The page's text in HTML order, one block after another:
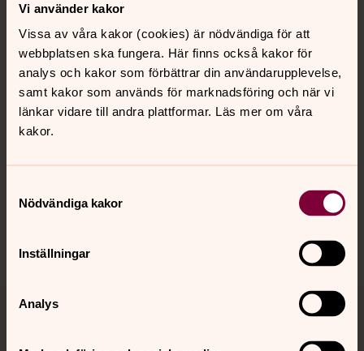
Vi använder kakor
Vissa av våra kakor (cookies) är nödvändiga för att
webbplatsen ska fungera. Här finns också kakor för
analys och kakor som förbättrar din användarupplevelse,
samt kakor som används för marknadsföring och när vi
länkar vidare till andra plattformar. Läs mer om våra
kakor.
Nödvändiga kakor
Inställningar
Analys
Kontakt
Kalender
Hitta snabbt
Sociala kanaler